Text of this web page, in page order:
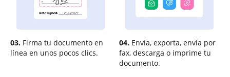
03. Firma tu documento en
línea en unos pocos clics.
04. Envía, exporta, envía por
fax, descarga o imprime tu
documento.